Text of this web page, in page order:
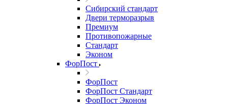
Сибирский стандарт
Двери терморазрыв
Премиум
Противопожарные
Стандарт
Эконом
ФорПост
ФорПост
ФорПост Стандарт
ФорПост Эконом